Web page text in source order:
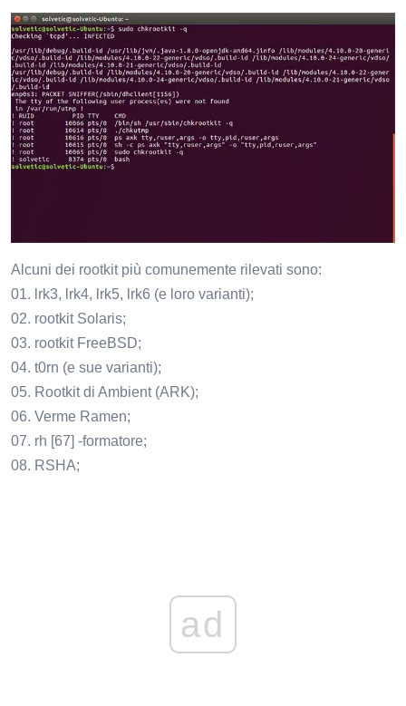
Alcuni dei rootkit più comunemente rilevati sono:
01. lrk3, lrk4, lrk5, lrk6 (e loro varianti);
02. rootkit Solaris;
03. rootkit FreeBSD;
04. t0rn (e sue varianti);
05. Rootkit di Ambient (ARK);
06. Verme Ramen;
07. rh [67] -formatore;
08. RSHA;
ad